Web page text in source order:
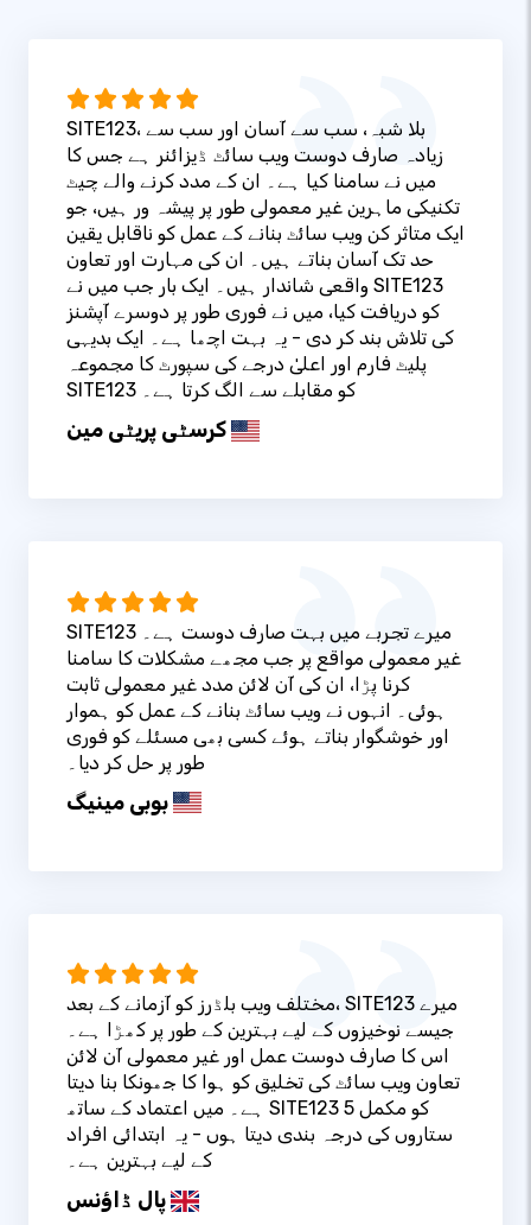
SITE123، بلا شبہ، سب سے آسان اور سب سے
زیادہ صارف دوست ویب سائٹ ڈیزائنر ہے جس کا
میں نے سامنا کیا ہے۔ ان کے مدد کرنے والے چیٹ
تکنیکی ماہرین غیر معمولی طور پر پیشہ ور ہیں، جو
ایک متاثر کن ویب سائٹ بنانے کے عمل کو ناقابل یقین
حد تک آسان بناتے ہیں۔ ان کی مہارت اور تعاون
واقعی شاندار ہیں۔ ایک بار جب میں نے SITE123
کو دریافت کیا، میں نے فوری طور پر دوسرے آپشنز
کی تلاش بند کر دی - یہ بہت اچھا ہے۔ ایک بدیہی
پلیٹ فارم اور اعلیٰ درجے کی سپورٹ کا مجموعہ
SITE123 کو مقابلے سے الگ کرتا ہے۔
کرسٹی پریٹی مین
SITE123 میرے تجربے میں بہت صارف دوست ہے۔
غیر معمولی مواقع پر جب مجھے مشکلات کا سامنا
کرنا پڑا، ان کی آن لائن مدد غیر معمولی ثابت
ہوئی۔ انہوں نے ویب سائٹ بنانے کے عمل کو ہموار
اور خوشگوار بناتے ہوئے کسی بھی مسئلے کو فوری
طور پر حل کر دیا۔
بوبی مینیگ
مختلف ویب بلڈرز کو آزمانے کے بعد، SITE123 میرے
جیسے نوخیزوں کے لیے بہترین کے طور پر کھڑا ہے۔
اس کا صارف دوست عمل اور غیر معمولی آن لائن
تعاون ویب سائٹ کی تخلیق کو ہوا کا جھونکا بنا دیتا
ہے۔ میں اعتماد کے ساتھ SITE123 کو مکمل 5
ستاروں کی درجہ بندی دیتا ہوں - یہ ابتدائی افراد
کے لیے بہترین ہے۔
پال ڈاؤنس